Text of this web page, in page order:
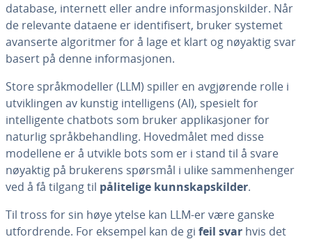
database, internett eller andre informasjonskilder. Når
de relevante dataene er identifisert, bruker systemet
avanserte algoritmer for å lage et klart og nøyaktig svar
basert på denne informasjonen.
Store språkmodeller (LLM) spiller en avgjørende rolle i
utviklingen av kunstig intelligens (AI), spesielt for
intelligente chatbots som bruker applikasjoner for
naturlig språkbehandling. Hovedmålet med disse
modellene er å utvikle bots som er i stand til å svare
nøyaktig på brukerens spørsmål i ulike sammenhenger
ved å få tilgang til pålitelige kunnskapskilder.
Til tross for sin høye ytelse kan LLM-er være ganske
utfordrende. For eksempel kan de gi feil svar hvis det